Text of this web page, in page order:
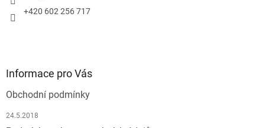
+420 602 256 717
Informace pro Vás
Obchodní podmínky
24.5.2018